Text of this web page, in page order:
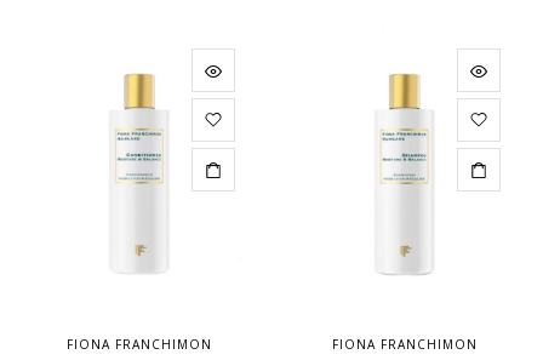
FIONA FRANCHIMON FIONA FRANCHIMON